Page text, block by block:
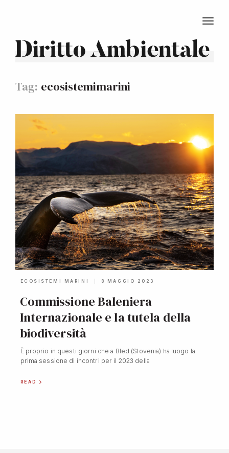
Diritto Ambientale
Tag: ecosistemimarini
ECOSISTEMI MARINI 8 MAGGIO 2023
Commissione Baleniera
Internazionale e la tutela della
biodiversità
È proprio in questi giorni che a Bled (Slovenia) ha luogo la
prima sessione di incontri per il 2023 della
READ